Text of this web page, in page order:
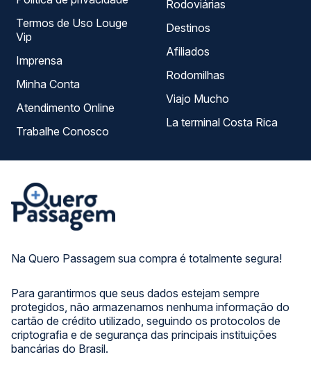
Na Quero Passagem sua compra é totalmente segura!
Para garantirmos que seus dados estejam sempre
protegidos, não armazenamos nenhuma informação do
cartão de crédito utilizado, seguindo os protocolos de
criptografia e de segurança das principais instituições
bancárias do Brasil.
Termos de Uso Louge
Vip
Imprensa
Minha Conta
Atendimento Online
Trabalhe Conosco
Rodoviárias
Destinos
Afiliados
Rodomilhas
Viajo Mucho
La terminal Costa Rica